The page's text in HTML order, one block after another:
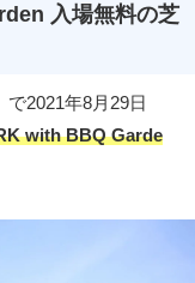
入場無料の芝
2021年8月29日
with BBQ Garde